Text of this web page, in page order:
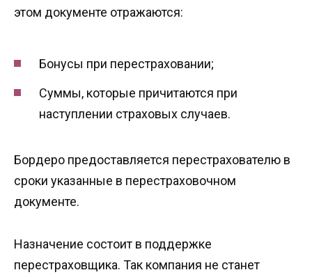
этом документе отражаются:
Бонусы при перестраховании;
Суммы, которые причитаются при
наступлении страховых случаев.
Бордеро предоставляется перестрахователю в
сроки указанные в перестраховочном
документе.
Назначение состоит в поддержке
перестраховщика. Так компания не станет